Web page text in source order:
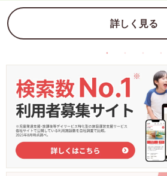
詳しく見る